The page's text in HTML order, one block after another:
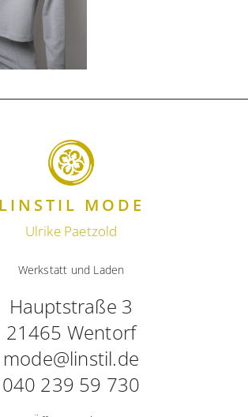
Werkstatt und Laden
Hauptstraße 3
21465 Wentorf
mode@linstil.de
040 239 59 730
LINSTIL MODE
Ulrike Paetzold